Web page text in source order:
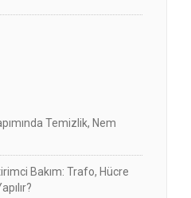
Temizlik, Nem
Bakım: Trafo, Hücre